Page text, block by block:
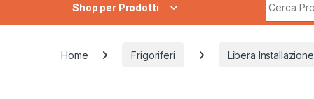
Shop per Prodotti
Home Frigoriferi Libera Installazione